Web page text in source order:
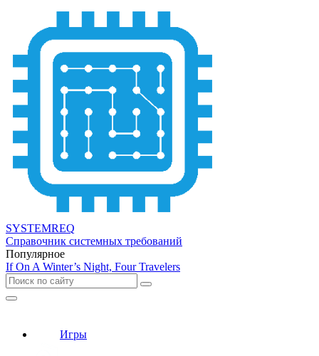
SYSTEMREQ
Справочник системных требований
Популярное
If On A Winter’s Night, Four Travelers
Игры